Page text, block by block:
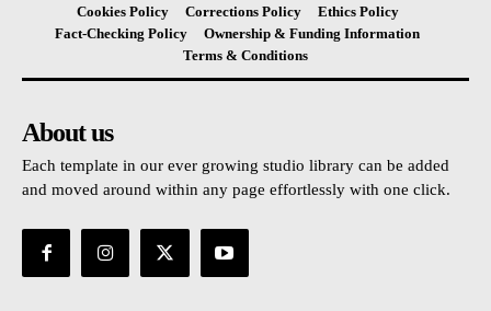
Cookies Policy
Corrections Policy
Ethics Policy
Fact-Checking Policy
Ownership & Funding Information
Terms & Conditions
About us
Each template in our ever growing studio library can be added
and moved around within any page effortlessly with one click.